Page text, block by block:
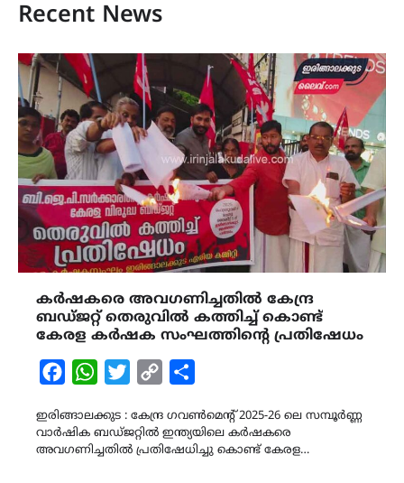
Recent News
കർഷകരെ അവഗണിച്ചതിൽ കേന്ദ്ര
ബഡ്ജറ്റ് തെരുവിൽ കത്തിച്ച് കൊണ്ട്
കേരള കർഷക സംഘത്തിന്റെ പ്രതിഷേധം
FacebookWhatsAppTwitterCopy
ഇരിങ്ങാലക്കുട : കേന്ദ്ര ഗവൺമെന്റ് 2025-26 ലെ സമ്പൂർണ്ണ
വാർഷിക ബഡ്ജറ്റിൽ ഇന്ത്യയിലെ കർഷകരെ
അവഗണിച്ചതിൽ പ്രതിഷേധിച്ചു കൊണ്ട് കേരള…